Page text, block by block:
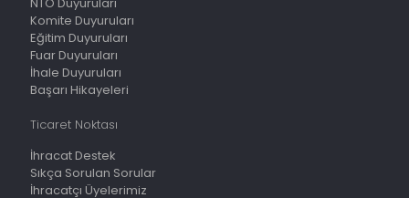
Komite Duyuruları
Eğitim Duyuruları
Fuar Duyuruları
İhale Duyuruları
Başarı Hikayeleri
Ticaret Noktası
İhracat Destek
Sıkça Sorulan Sorular
İhracatçı Üyelerimiz